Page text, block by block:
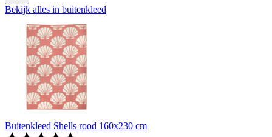
Bekijk alles in buitenkleed
Buitenkleed Shells rood 160x230 cm